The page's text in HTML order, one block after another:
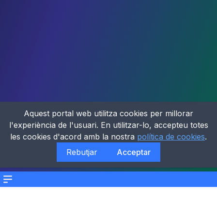
Menu
Aquest portal web utilitza cookies per millorar
l'experiència de l'usuari. En utilitzar-lo, accepteu totes
les cookies d'acord amb la nostra política de cookies.
Rebutjar
Acceptar